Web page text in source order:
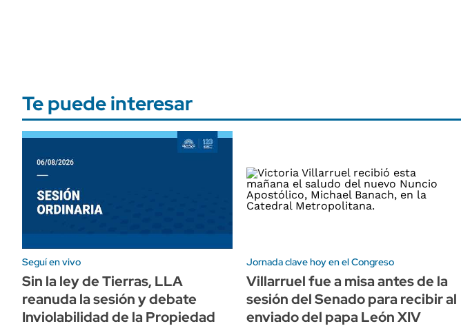
Te puede interesar
Seguí en vivo
Sin la ley de Tierras, LLA
reanuda la sesión y debate
Inviolabilidad de la Propiedad
Jornada clave hoy en el Congreso
Villarruel fue a misa antes de la
sesión del Senado para recibir al
enviado del papa León XIV